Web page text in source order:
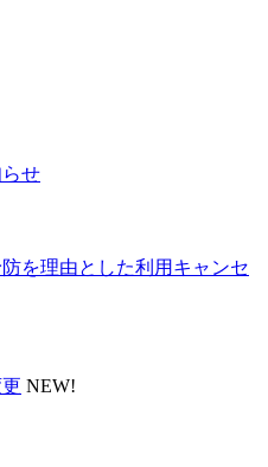
せ
を理由とした利用キャンセ
NEW!